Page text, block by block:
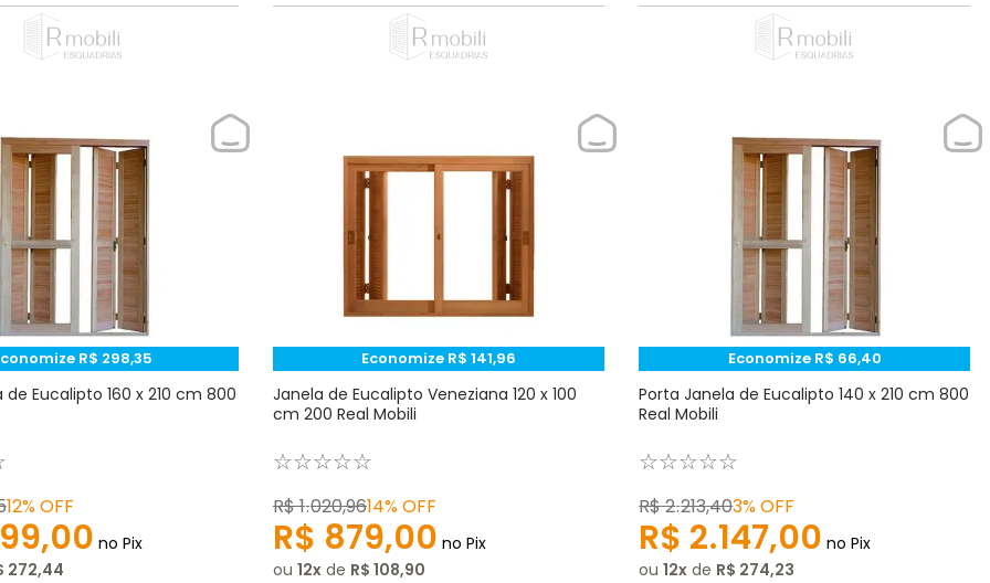
R$ 298,35
Eucalipto 160 x 210 cm 800
12%OFF
,00 no Pix
272,44
Economize R$ 141,96
Janela de Eucalipto Veneziana 120 x 100
cm 200 Real Mobili
☆☆☆☆☆
R$1.020,9614%OFF
R$ 879,00 no Pix
ou 12 de R$ 108,90
Economize R$ 66,40
Porta Janela de Eucalipto 140 x 210 cm 800
Real Mobili
☆☆☆☆☆
R$2.213,403%OFF
R$ 2.147,00 no Pix
ou12 de R$ 274,23